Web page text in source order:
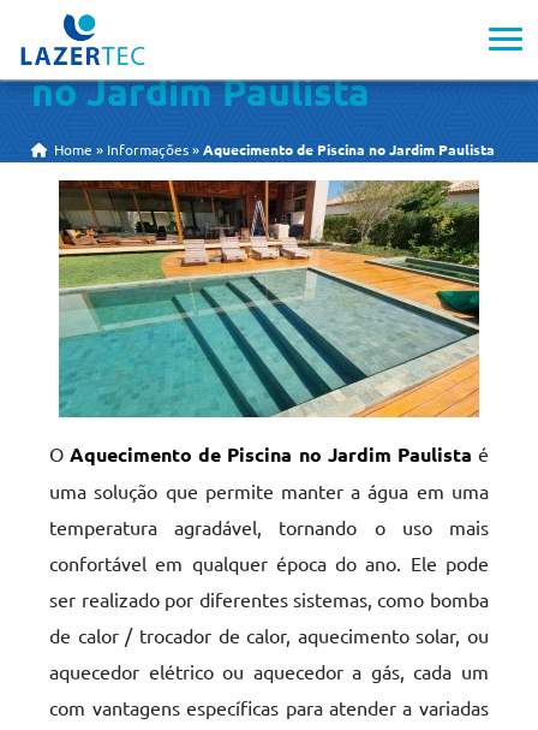
Aquecimento de Piscina
no Jardim Paulista
Home » Informações »Aquecimento de Piscina no Jardim Paulista
OAquecimento de Piscina no Jardim Paulista é
uma solução que permite manter a água em uma
temperatura agradável, tornando o uso mais
confortável em qualquer época do ano. Ele pode
ser realizado por diferentes sistemas, como bomba
de calor / trocador de calor, aquecimento solar, ou
aquecedor elétrico ou aquecedor a gás, cada um
com vantagens específicas para atender a variadas